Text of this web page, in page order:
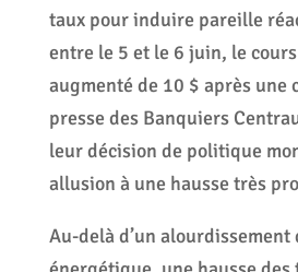
taux pour induire pareille
entre le 5 et le 6 juin, le
augmenté de 10 $ après une
presse des Banquiers
leur décision de politique
allusion à une hausse très
Au-delà d’un alourdissement